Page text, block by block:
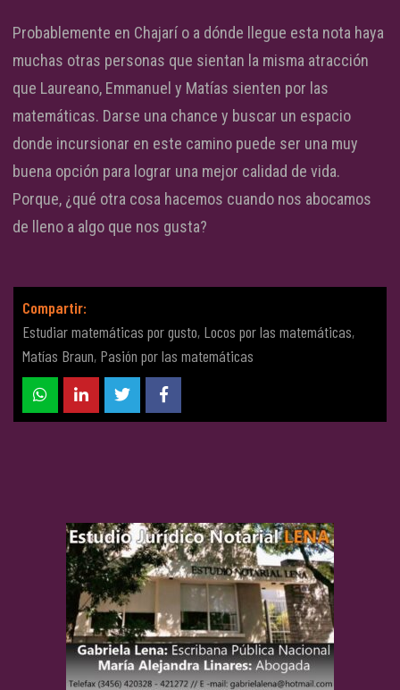
Probablemente en Chajarí o a dónde llegue esta nota haya
muchas otras personas que sientan la misma atracción
que Laureano, Emmanuel y Matías sienten por las
matemáticas. Darse una chance y buscar un espacio
donde incursionar en este camino puede ser una muy
buena opción para lograr una mejor calidad de vida.
Porque, ¿qué otra cosa hacemos cuando nos abocamos
de lleno a algo que nos gusta?
Compartir:
Estudiar matemáticas por gusto, Locos por las matemáticas,
Matías Braun, Pasión por las matemáticas